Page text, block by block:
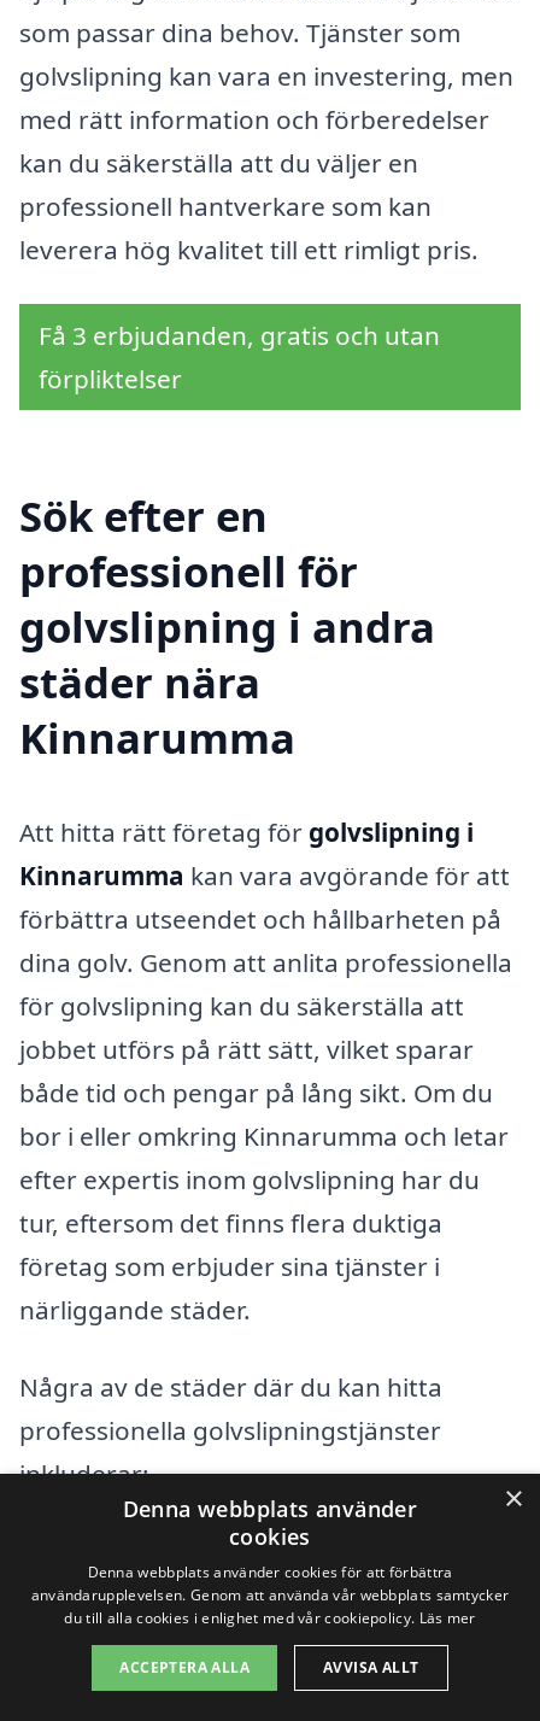
som passar dina behov. Tjänster som
golvslipning kan vara en investering, men
med rätt information och förberedelser
kan du säkerställa att du väljer en
professionell hantverkare som kan
leverera hög kvalitet till ett rimligt pris.
Få 3 erbjudanden, gratis och utan
förpliktelser
Sök efter en
professionell för
golvslipning i andra
städer nära
Kinnarumma
Att hitta rätt företag för golvslipning i
Kinnarumma kan vara avgörande för att
förbättra utseendet och hållbarheten på
dina golv. Genom att anlita professionella
för golvslipning kan du säkerställa att
jobbet utförs på rätt sätt, vilket sparar
både tid och pengar på lång sikt. Om du
bor i eller omkring Kinnarumma och letar
efter expertis inom golvslipning har du
tur, eftersom det finns flera duktiga
företag som erbjuder sina tjänster i
närliggande städer.
Några av de städer där du kan hitta
professionella golvslipningstjänster
inkluderar:
Sjuhäradsbygden
Fristad
×
Denna webbplats använder
cookies
Denna webbplats använder cookies för att förbättra
användarupplevelsen. Genom att använda vår webbplats samtycker
du till alla cookies i enlighet med vår cookiepolicy. Läs mer
ACCEPTERA ALLA AVVISA ALLT